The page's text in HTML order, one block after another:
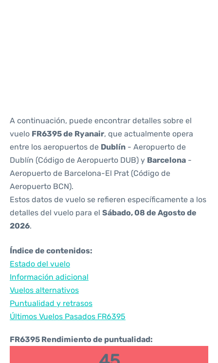
A continuación, puede encontrar detalles sobre el
vuelo FR6395 de Ryanair, que actualmente opera
entre los aeropuertos de Dublín - Aeropuerto de
Dublín (Código de Aeropuerto DUB) y Barcelona -
Aeropuerto de Barcelona-El Prat (Código de
Aeropuerto BCN).
Estos datos de vuelo se refieren específicamente a los
detalles del vuelo para el Sábado, 08 de Agosto de
2026.
Índice de contenidos:
Estado del vuelo
Información adicional
Vuelos alternativos
Puntualidad y retrasos
Últimos Vuelos Pasados FR6395
FR6395 Rendimiento de puntualidad: